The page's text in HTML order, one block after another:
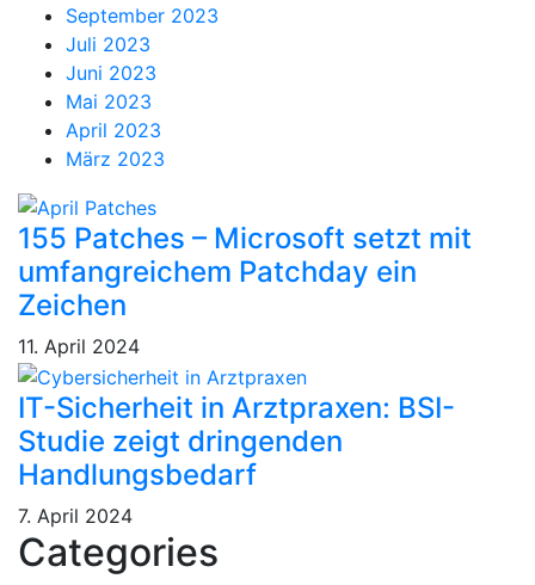
September 2023
Juli 2023
Juni 2023
Mai 2023
April 2023
März 2023
155 Patches – Microsoft setzt mit
umfangreichem Patchday ein
Zeichen
11. April 2024
IT-Sicherheit in Arztpraxen: BSI-
Studie zeigt dringenden
Handlungsbedarf
7. April 2024
Categories